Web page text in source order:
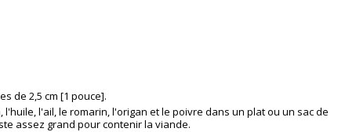
de 2,5 cm [1 pouce].
l'huile, l'ail, le romarin, l'origan et le poivre dans un plat ou un sac de
assez grand pour contenir la viande.